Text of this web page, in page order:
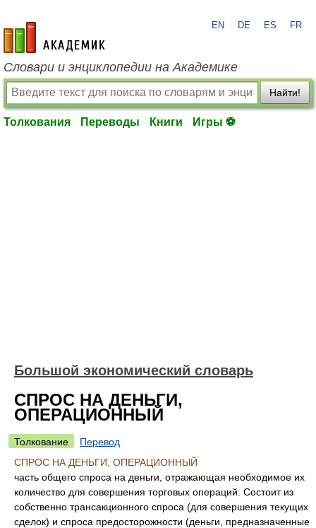
academic.ru
EN DE ES FR
Словари и энциклопедии на Академике
Найти!
Толкования Переводы Книги Игры ⚽
Большой экономический словарь
СПРОС НА ДЕНЬГИ,
ОПЕРАЦИОННЫЙ
Толкование
Перевод
СПРОС НА ДЕНЬГИ, ОПЕРАЦИОННЫЙ
часть общего спроса на деньги, отражающая необходимое их
количество для совершения торговых операций. Состоит из
собственно трансакционного спроса (для совершения текущих
сделок) и спроса предосторожности (деньги, предназначенные